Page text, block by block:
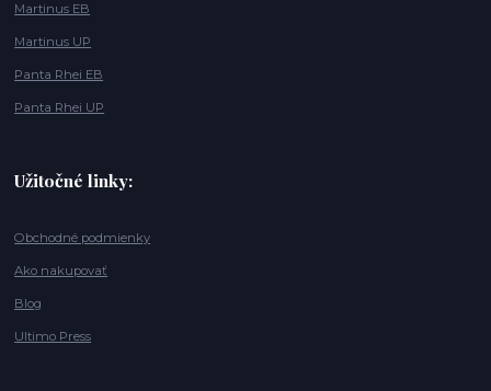
Martinus EB
Martinus UP
Panta Rhei EB
Panta Rhei UP
Užitočné linky:
Obchodné podmienky
Ako nakupovať
Blog
Ultimo Press